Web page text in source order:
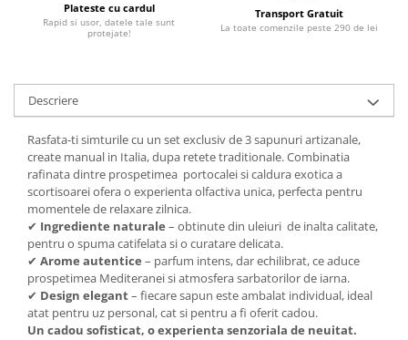
Plateste cu cardul
Rapid si usor, datele tale sunt
protejate!
Transport Gratuit
La toate comenzile peste 290 de lei
Descriere
Rasfata-ti simturile cu un set exclusiv de 3 sapunuri artizanale,
create manual in Italia, dupa retete traditionale. Combinatia
rafinata dintre prospetimea portocalei si caldura exotica a
scortisoarei ofera o experienta olfactiva unica, perfecta pentru
momentele de relaxare zilnica.
✔ Ingrediente naturale – obtinute din uleiuri de inalta calitate,
pentru o spuma catifelata si o curatare delicata.
✔ Arome autentice – parfum intens, dar echilibrat, ce aduce
prospetimea Mediteranei si atmosfera sarbatorilor de iarna.
✔ Design elegant– fiecare sapun este ambalat individual, ideal
atat pentru uz personal, cat si pentru a fi oferit cadou.
Un cadou sofisticat, o experienta senzoriala de neuitat.